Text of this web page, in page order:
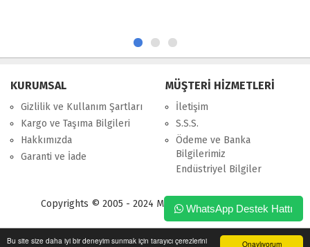
Onaylıyorum
Bu site size daha iyi bir deneyim sunmak için tarayıcı çerezlerini
KURUMSAL
Gizlilik ve Kullanım Şartları
Kargo ve Taşıma Bilgileri
Hakkımızda
Garanti ve İade
MÜŞTERİ HİZMETLERİ
İletişim
S.S.S.
Ödeme ve Banka
Bilgilerimiz
Endüstriyel Bilgiler
Copyrights © 2005 - 2024 Merpa Bilgi İşlem Ltd. Şti.
WhatsApp Destek Hattı